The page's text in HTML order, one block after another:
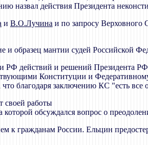
назвал действия Президента
и В.О.Лучина и по запросу Верховного
и образец мантии судей Российской
РФ действий и решений Президента
Конституции и
что благодаря заключению КС "есть
своей работы
которой обсуждался вопрос о
к гражданам России. Ельцин